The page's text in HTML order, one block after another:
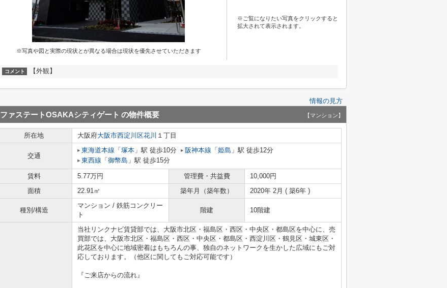
※写真や図と実際の現状とが異なる場合は現状を優先させていただきます
※ご覧になりたい写真をクリックすると
拡大されて表示されます。
コメント 【外観】
情報の見方
ファステートOSAKAシティゲート の物件概要 【マンション】
所在地 大阪府大阪市西淀川区花川 １丁目
交通
東海道本線 「 塚本 」駅 徒歩10分 阪神本線 「 姫島 」駅 徒歩12分
東西線 「 御幣島 」駅 徒歩15分
賃料 5.77万円 管理費・共益費
10,000円
面積
22.91㎡ 築年月（築年数） 2020年 2月 ( 築6年 )
種別/構造
マンション / 鉄筋コンクリー
ト
階建 10階建
当社リンクナビ賃貸部では、大阪市北区・福島区・西区・中央区・都島区を中心に、売
買部では、大阪市北区・福島区・西区・中央区・都島区・西淀川区・鶴見区・城東区・
此花区を中心に地域密着はもちろんの事、独自のネットワークを生かした広域にもご対
応しております。（他区に関してもご対応可能です）
『ご来店からの流れ』